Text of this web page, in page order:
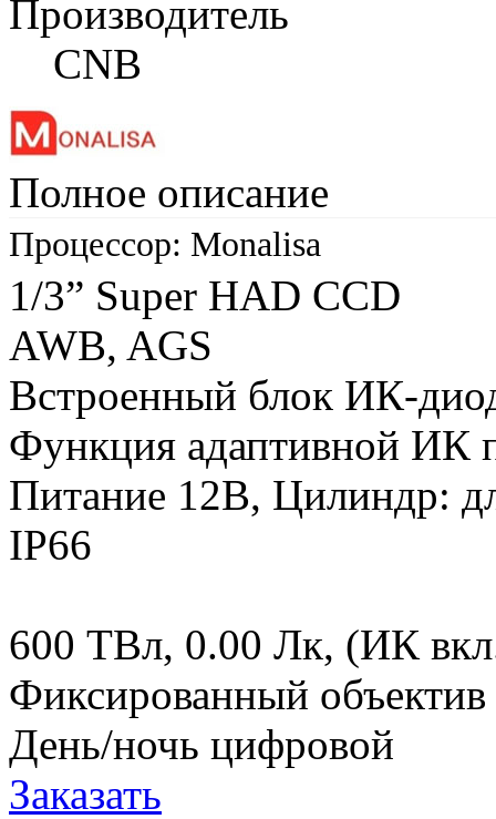
Производитель
CNB
Полное описание
Процессор: Monalisa
1/3” Super HAD CCD
AWB, AGS
Встроенный блок ИК-
Функция адаптивной ИК
Питание 12В, Цилиндр:
IP66
600 ТВл, 0.00 Лк, (ИК
Фиксированный
День/ночь цифровой
Заказать